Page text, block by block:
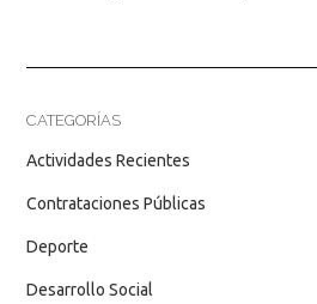
CATEGORÍAS
Actividades Recientes
Contrataciones Públicas
Deporte
Desarrollo Social